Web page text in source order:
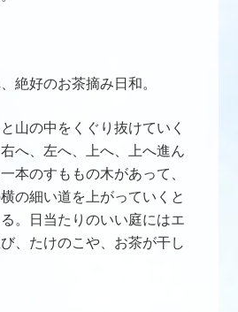
絶好のお茶摘み日和。
山の中をくぐり抜けていく
へ、左へ、上へ、上へ進ん
本のすももの木があって、
の細い道を上がっていくと
。日当たりのいい庭にはエ
、たけのこや、お茶が干し